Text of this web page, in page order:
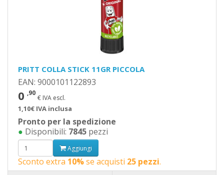
PRITT COLLA STICK 11GR PICCOLA
EAN: 9000101122893
0 ,90
€ IVA escl.
1,10€ IVA inclusa
Pronto per la spedizione
● Disponibili: 7845 pezzi
Aggiungi
Sconto extra 10%se acquisti 25 pezzi.